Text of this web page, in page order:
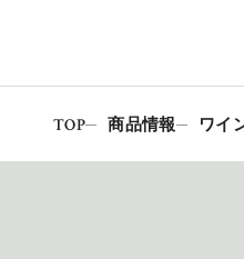
TOP 商品情報 ワイ